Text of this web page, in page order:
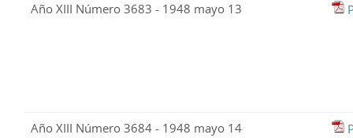
Año XIII Número 3683 - 1948 mayo 13
Año XIII Número 3684 - 1948 mayo 14